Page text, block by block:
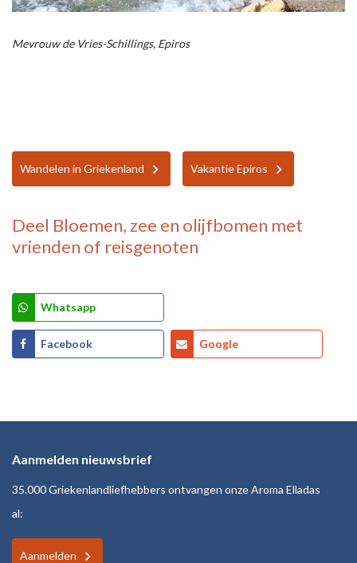
Mevrouw de Vries-Schillings, Epiros
Wandelen in Griekenland Vakantie Epiros
Deel Bloemen, zee en olijfbomen met
vrienden of reisgenoten
Whatsapp
Facebook Google
Aanmelden nieuwsbrief
35.000 Griekenlandliefhebbers ontvangen onze Aroma Elladas
al:
Aanmelden